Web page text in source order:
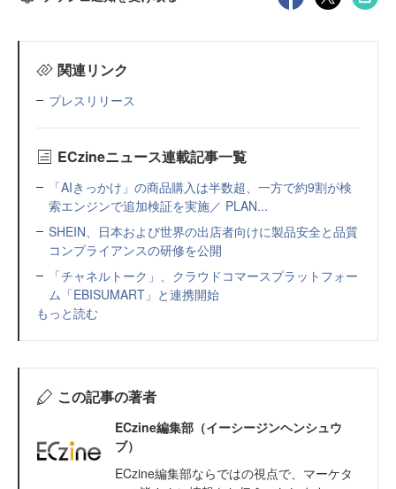
関連リンク
プレスリリース
ECzineニュース連載記事一覧
「AIきっかけ」の商品購入は半数超、一方で約9割が検
索エンジンで追加検証を実施／ PLAN...
SHEIN、日本および世界の出店者向けに製品安全と品質
コンプライアンスの研修を公開
「チャネルトーク」、クラウドコマースプラットフォー
ム「EBISUMART」と連携開始
もっと読む
この記事の著者
ECzine編集部（イーシージンヘンシュウ
ブ）
ECzine編集部ならではの視点で、マーケタ